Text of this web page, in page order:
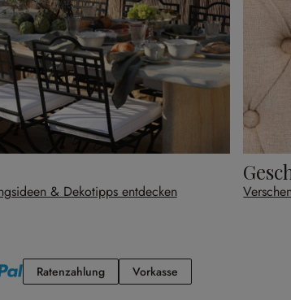
& Dekotipps entdecken
RatenzahlungRatenzahlung
VorkasseVorkasse